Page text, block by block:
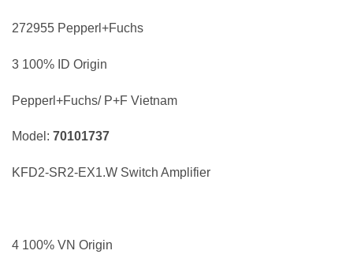
272955 Pepperl+Fuchs
3 100% ID Origin
Pepperl+Fuchs/ P+F Vietnam
Model: 70101737
KFD2-SR2-EX1.W Switch Amplifier
4 100% VN Origin